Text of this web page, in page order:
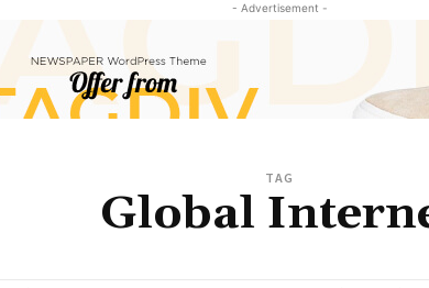
- Advertisement -
TAG
Global